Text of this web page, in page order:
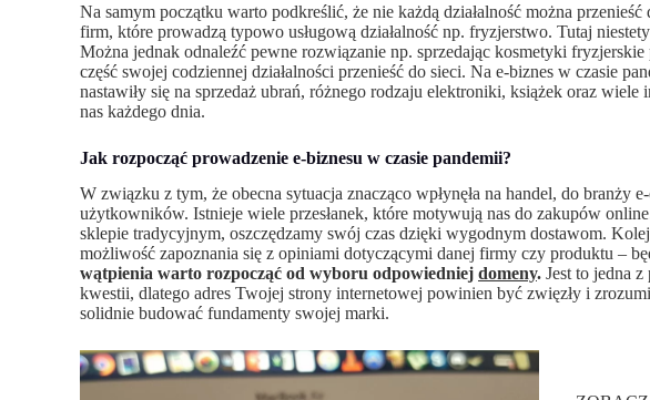
Na samym początku warto podkreślić, że nie każdą działalność można
firm, które prowadzą typowo usługową działalność np. fryzjerstwo. Tutaj
Można jednak odnaleźć pewne rozwiązanie np. sprzedając kosmetyki
część swojej codziennej działalności przenieść do sieci. Na e-biznes w czasie
nastawiły się na sprzedaż ubrań, różnego rodzaju elektroniki, książek oraz
nas każdego dnia.
Jak rozpocząć prowadzenie e-biznesu w czasie pandemii?
W związku z tym, że obecna sytuacja znacząco wpłynęła na handel, do branży
użytkowników. Istnieje wiele przesłanek, które motywują nas do zakupów
sklepie tradycyjnym, oszczędzamy swój czas dzięki wygodnym dostawom.
możliwość zapoznania się z opiniami dotyczącymi danej firmy czy produktu –
wątpienia warto rozpocząć od wyboru odpowiedniej domeny. Jest to jedna
kwestii, dlatego adres Twojej strony internetowej powinien być zwięzły i
solidnie budować fundamenty swojej marki.